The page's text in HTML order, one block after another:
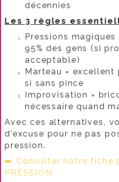
décennies
Les 3 règles
Pressions
95% des gens (si
acceptable)
Marteau =
si sans pince
Improvisation =
nécessaire quand
Avec ces alternatives,
d'excuse pour ne pas
pression.
➡️ Consulter notre fiche
PRESSION